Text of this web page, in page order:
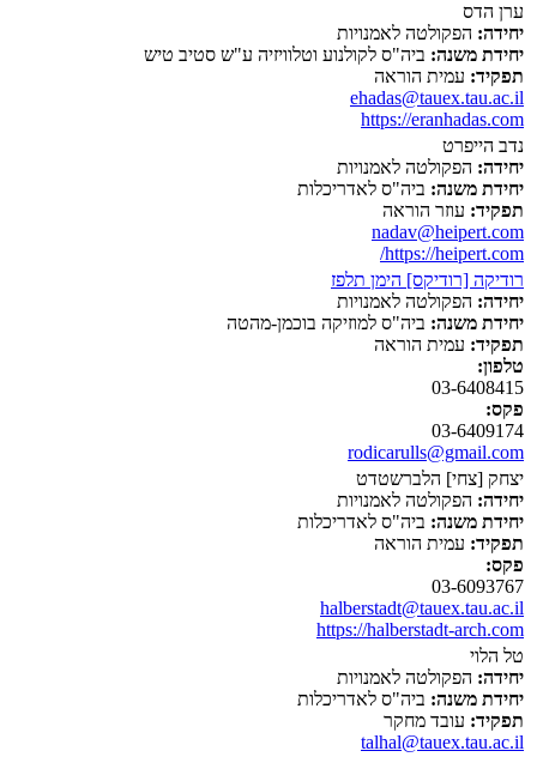
ערן הדס
יחידה: הפקולטה לאמנויות
יחידת משנה: ביה"ס לקולנוע וטלוויזיה ע"ש סטיב טיש
תפקיד: עמית הוראה
ehadas@tauex.tau.ac.il
https://eranhadas.com
נדב הייפרט
יחידה: הפקולטה לאמנויות
יחידת משנה: ביה"ס לאדריכלות
תפקיד: עוזר הוראה
nadav@heipert.com
https://heipert.com/
רודיקה [רודיקס] הימן תלפז
יחידה: הפקולטה לאמנויות
יחידת משנה: ביה"ס למוזיקה בוכמן-מהטה
תפקיד: עמית הוראה
טלפון:
03-6408415
פקס:
03-6409174
rodicarulls@gmail.com
יצחק [צחי] הלברשטדט
יחידה: הפקולטה לאמנויות
יחידת משנה: ביה"ס לאדריכלות
תפקיד: עמית הוראה
פקס:
03-6093767
halberstadt@tauex.tau.ac.il
https://halberstadt-arch.com
טל הלוי
יחידה: הפקולטה לאמנויות
יחידת משנה: ביה"ס לאדריכלות
תפקיד: עובד מחקר
talhal@tauex.tau.ac.il